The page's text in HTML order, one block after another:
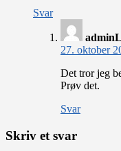
Svar
27. oktober
Det tror jeg
Prøv det.
Svar
Skriv et svar